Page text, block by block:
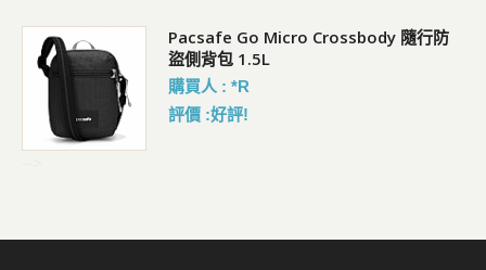
Pacsafe Go Micro Crossbody 隨行防
盜側背包 1.5L
購買人 : *R
評價 :好評!